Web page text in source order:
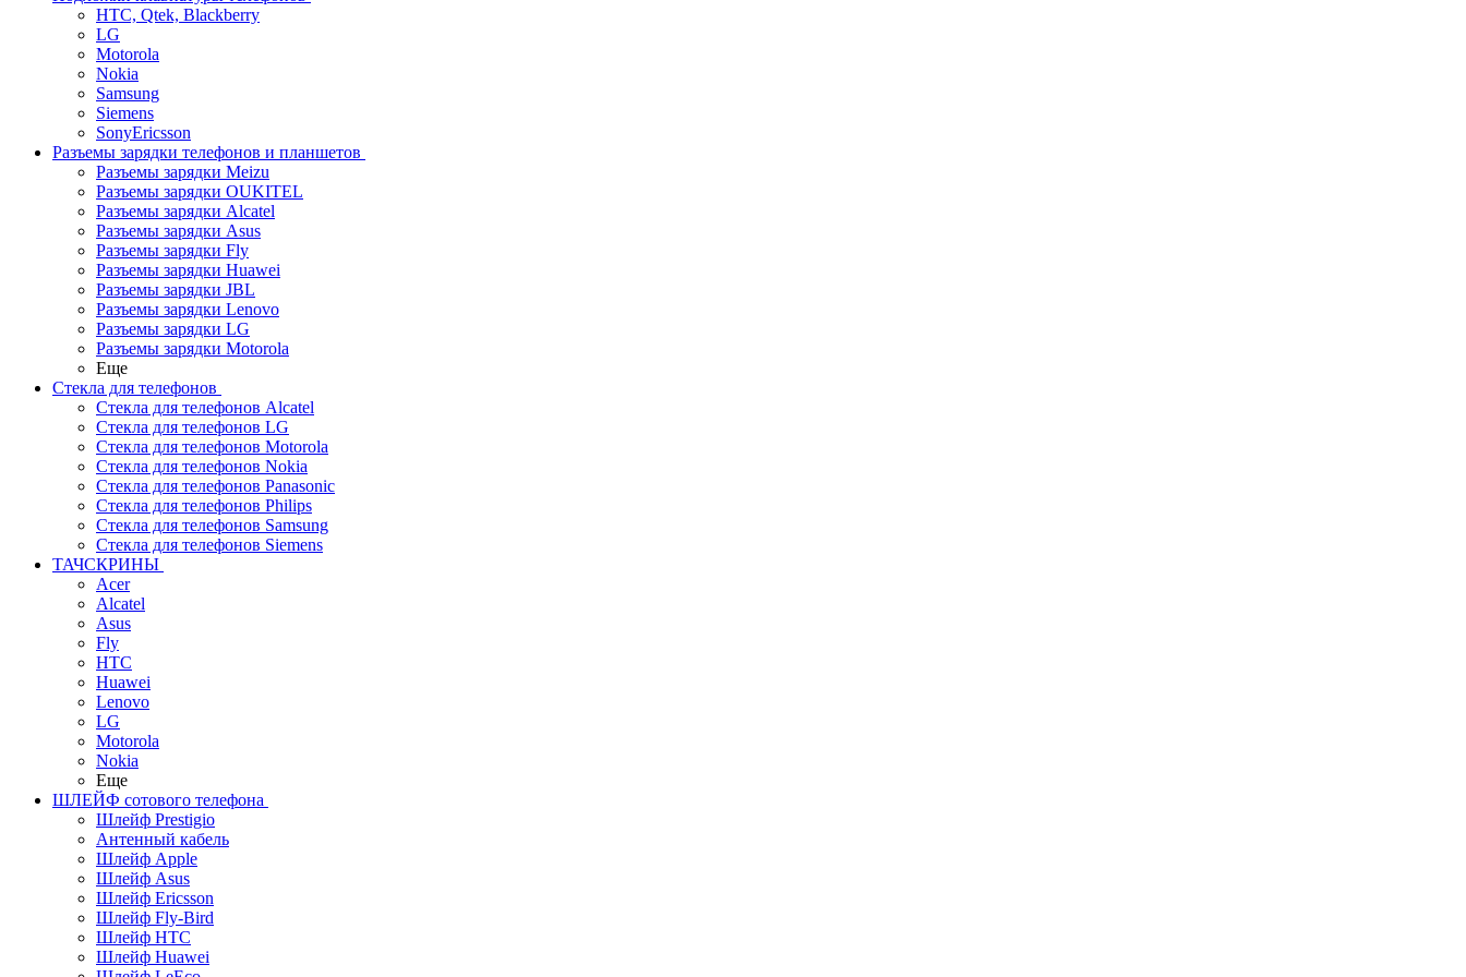
HTC, Qtek, Blackberry
LG
Motorola
Nokia
Samsung
Siemens
SonyEricsson
Разъемы зарядки телефонов и планшетов
Разъемы зарядки Meizu
Разъемы зарядки OUKITEL
Разъемы зарядки Alcatel
Разъемы зарядки Asus
Разъемы зарядки Fly
Разъемы зарядки Huawei
Разъемы зарядки JBL
Разъемы зарядки Lenovo
Разъемы зарядки LG
Разъемы зарядки Motorola
Еще
Стекла для телефонов
Стекла для телефонов Alcatel
Стекла для телефонов LG
Стекла для телефонов Motorola
Стекла для телефонов Nokia
Стекла для телефонов Panasonic
Стекла для телефонов Philips
Стекла для телефонов Samsung
Стекла для телефонов Siemens
ТАЧСКРИНЫ
Acer
Alcatel
Asus
Fly
HTC
Huawei
Lenovo
LG
Motorola
Nokia
Еще
ШЛЕЙФ сотового телефона
Шлейф Prestigio
Антенный кабель
Шлейф Apple
Шлейф Asus
Шлейф Ericsson
Шлейф Fly-Bird
Шлейф HTC
Шлейф Huawei